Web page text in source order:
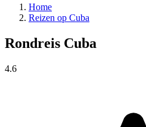
Home
Reizen op Cuba
Rondreis Cuba
4.6